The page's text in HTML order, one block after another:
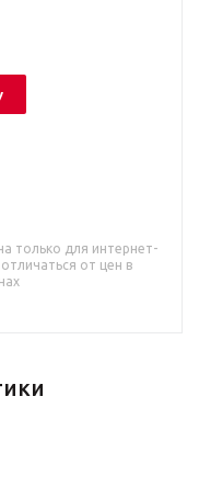
только для интернет-
от цен в